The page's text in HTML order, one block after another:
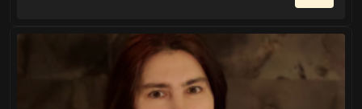
РИТУАЛИ КОРЕКЦІЇ ФІГУРИ
Комплексні процедури де масаж і обгортання
працюють разом.